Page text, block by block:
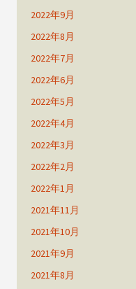
2022年9月
2022年8月
2022年7月
2022年6月
2022年5月
2022年4月
2022年3月
2022年2月
2022年1月
2021年11月
2021年10月
2021年9月
2021年8月